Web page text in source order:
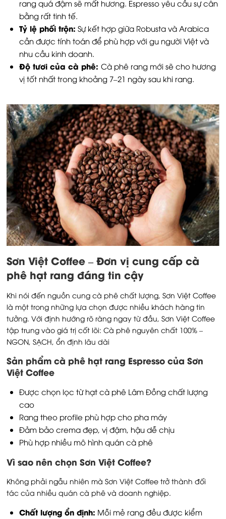
rang quá đậm sẽ mất hương. Espresso yêu cầu sự cân
bằng rất tinh tế.
Tỷ lệ phối trộn: Sự kết hợp giữa Robusta và Arabica
cần được tính toán để phù hợp với gu người Việt và
nhu cầu kinh doanh.
Độ tươi của cà phê:Cà phê rang mới sẽ cho hương
vị tốt nhất trong khoảng 7–21 ngày sau khi rang.
Sơn Việt Coffee – Đơn vị cung cấp cà
phê hạt rang đáng tin cậy
Khi nói đến nguồn cung cà phê chất lượng, Sơn Việt Coffee
là một trong những lựa chọn được nhiều khách hàng tin
tưởng. Với định hướng rõ ràng ngay từ đầu, Sơn Việt Coffee
tập trung vào giá trị cốt lõi: Cà phê nguyên chất 100% –
NGON, SẠCH, ổn định lâu dài
Sản phẩm cà phê hạt rang Espresso của Sơn
Việt Coffee
Được chọn lọc từ hạt cà phê Lâm Đồng chất lượng
cao
Rang theo profile phù hợp cho pha máy
Đảm bảo crema đẹp, vị đậm, hậu dễ chịu
Phù hợp nhiều mô hình quán cà phê
Vì sao nên chọn Sơn Việt Coffee?
Không phải ngẫu nhiên mà Sơn Việt Coffee trở thành đối
tác của nhiều quán cà phê và doanh nghiệp.
Chất lượng ổn định: Mỗi mẻ rang đều được kiểm